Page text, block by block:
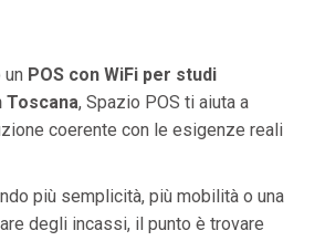
POS con WiFi per studi
Toscana, Spazio POS ti aiuta a
coerente con le esigenze reali
più semplicità, più mobilità o una
degli incassi, il punto è trovare